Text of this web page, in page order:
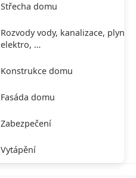
Střecha domu
Rozvody vody, kanalizace, plynu,
elektro, …
Konstrukce domu
Fasáda domu
Zabezpečení
Vytápění